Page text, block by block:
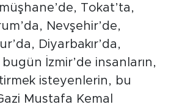
Tokat’ta,
Nevşehir’de,
Diyarbakır’da,
İzmir’de insanların,
isteyenlerin, bu
Mustafa Kemal